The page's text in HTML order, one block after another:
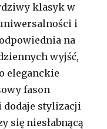
klasyk w
i
na
wyjść,
eleganckie
fason
dodaje stylizacji
się niesłabnącą